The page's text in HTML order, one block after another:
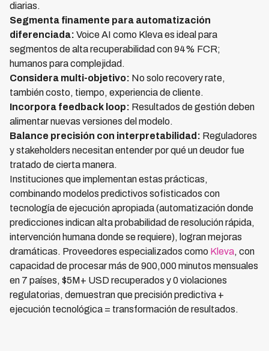
diarias.
Segmenta finamente para automatización
diferenciada: Voice AI como Kleva es ideal para
segmentos de alta recuperabilidad con 94% FCR;
humanos para complejidad.
Considera multi-objetivo: No solo recovery rate,
también costo, tiempo, experiencia de cliente.
Incorpora feedback loop: Resultados de gestión deben
alimentar nuevas versiones del modelo.
Balance precisión con interpretabilidad: Reguladores
y stakeholders necesitan entender por qué un deudor fue
tratado de cierta manera.
Instituciones que implementan estas prácticas,
combinando modelos predictivos sofisticados con
tecnología de ejecución apropiada (automatización donde
predicciones indican alta probabilidad de resolución rápida,
intervención humana donde se requiere), logran mejoras
dramáticas. Proveedores especializados como Kleva, con
capacidad de procesar más de 900,000 minutos mensuales
en 7 países, $5M+ USD recuperados y 0 violaciones
regulatorias, demuestran que precisión predictiva +
ejecución tecnológica = transformación de resultados.